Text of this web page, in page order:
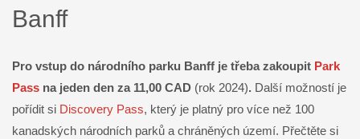
Banff
Pro vstup do národního parku Banff je třeba zakoupit Park
Pass na jeden den za 11,00 CAD (rok 2024). Další možností je
pořídit si Discovery Pass, který je platný pro více než 100
kanadských národních parků a chráněných území. Přečtěte si